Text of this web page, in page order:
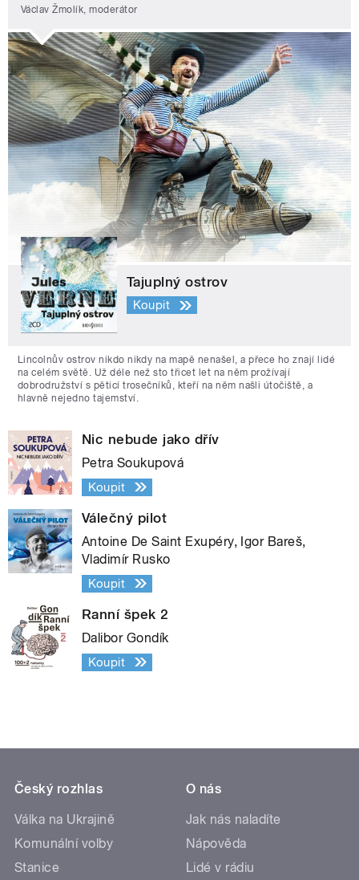
Václav Žmolík, moderátor
Tajuplný ostrov
Koupit
Lincolnův ostrov nikdo nikdy na mapě nenašel, a přece ho znají lidé
na celém světě. Už déle než sto třicet let na něm prožívají
dobrodružství s pěticí trosečníků, kteří na něm našli útočiště, a
hlavně nejedno tajemství.
Nic nebude jako dřív
Petra Soukupová
Koupit
Válečný pilot
Antoine De Saint Exupéry, Igor Bareš,
Vladimír Rusko
Koupit
Ranní špek 2
Dalibor Gondík
Koupit
Český rozhlas
Válka na Ukrajině
Komunální volby
Stanice
O nás
Jak nás naladíte
Nápověda
Lidé v rádiu